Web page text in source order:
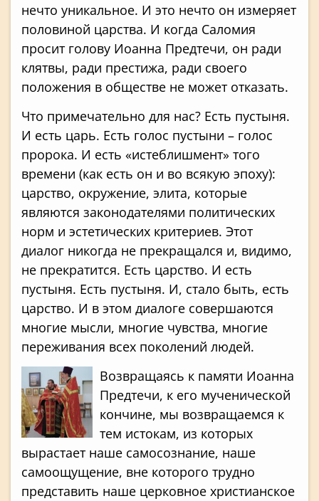
нечто уникальное. И это нечто он измеряет
половиной царства. И когда Саломия
просит голову Иоанна Предтечи, он ради
клятвы, ради престижа, ради своего
положения в обществе не может отказать.
Что примечательно для нас? Есть пустыня.
И есть царь. Есть голос пустыни – голос
пророка. И есть «истеблишмент» того
времени (как есть он и во всякую эпоху):
царство, окружение, элита, которые
являются законодателями политических
норм и эстетических критериев. Этот
диалог никогда не прекращался и, видимо,
не прекратится. Есть царство. И есть
пустыня. Есть пустыня. И, стало быть, есть
царство. И в этом диалоге совершаются
многие мысли, многие чувства, многие
переживания всех поколений людей.
Возвращаясь к памяти Иоанна
Предтечи, к его мученической
кончине, мы возвращаемся к
тем истокам, из которых
вырастает наше самосознание, наше
самоощущение, вне которого трудно
представить наше церковное христианское